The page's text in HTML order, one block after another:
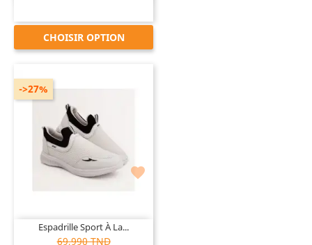
CHOISIR OPTION

Espadrille Sport À La...
69,990 TND
->27%